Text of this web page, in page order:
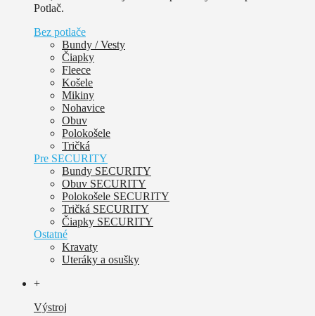
Potlač.
Bez potlače
Bundy / Vesty
Čiapky
Fleece
Košele
Mikiny
Nohavice
Obuv
Polokošele
Tričká
Pre SECURITY
Bundy SECURITY
Obuv SECURITY
Polokošele SECURITY
Tričká SECURITY
Čiapky SECURITY
Ostatné
Kravaty
Uteráky a osušky
+
Výstroj